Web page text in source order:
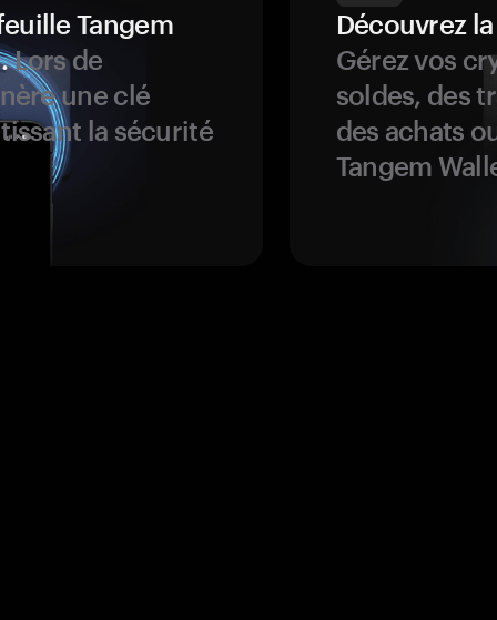
Tangem
Lors de
une clé
la sécurité
Découvrez
Gérez vos
soldes, des
des achats
Tangem